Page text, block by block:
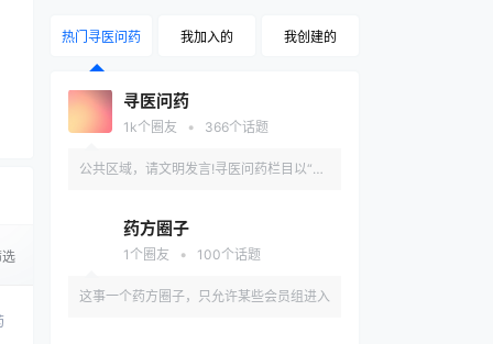
热门寻医问药 我加入的 我创建的
寻医问药
1k个圈友 • 366个话题
公共区域，请文明发言!寻医问药栏目以“为
康为先”的理念,为患者、名老中医搭建精准
医疗信息查询,一对一在线咨询,预约挂号等
药方圈子
1 个圈友 • 100个话题
这事一个药方圈子，只允许某些会员组进入